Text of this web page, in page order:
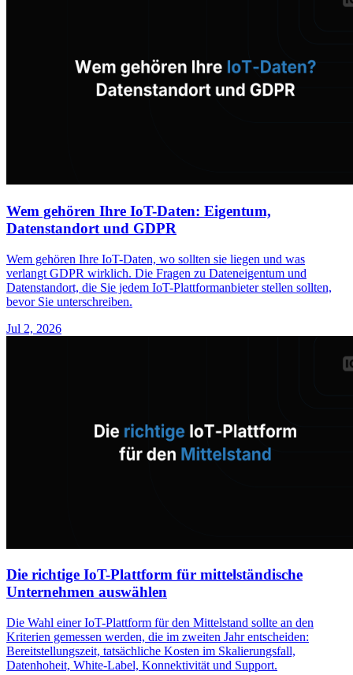
Wem gehören Ihre IoT-Daten: Eigentum,
Datenstandort und GDPR
Wem gehören Ihre IoT-Daten, wo sollten sie liegen und was
verlangt GDPR wirklich. Die Fragen zu Dateneigentum und
Datenstandort, die Sie jedem IoT-Plattformanbieter stellen sollten,
bevor Sie unterschreiben.
Jul 2, 2026
Die richtige IoT-Plattform für mittelständische
Unternehmen auswählen
Die Wahl einer IoT-Plattform für den Mittelstand sollte an den
Kriterien gemessen werden, die im zweiten Jahr entscheiden:
Bereitstellungszeit, tatsächliche Kosten im Skalierungsfall,
Datenhoheit, White-Label, Konnektivität und Support.